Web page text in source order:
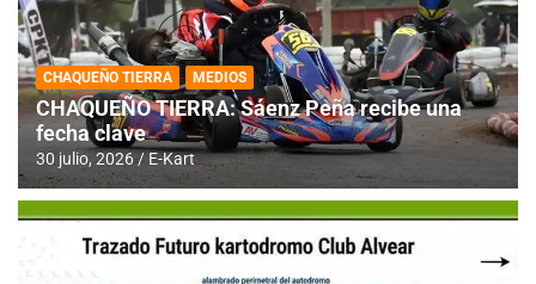
CHAQUEÑO TIERRA MEDIOS
CHAQUEÑO TIERRA: Sáenz Peña recibe una
fecha clave
30 julio, 2026 E-Kart